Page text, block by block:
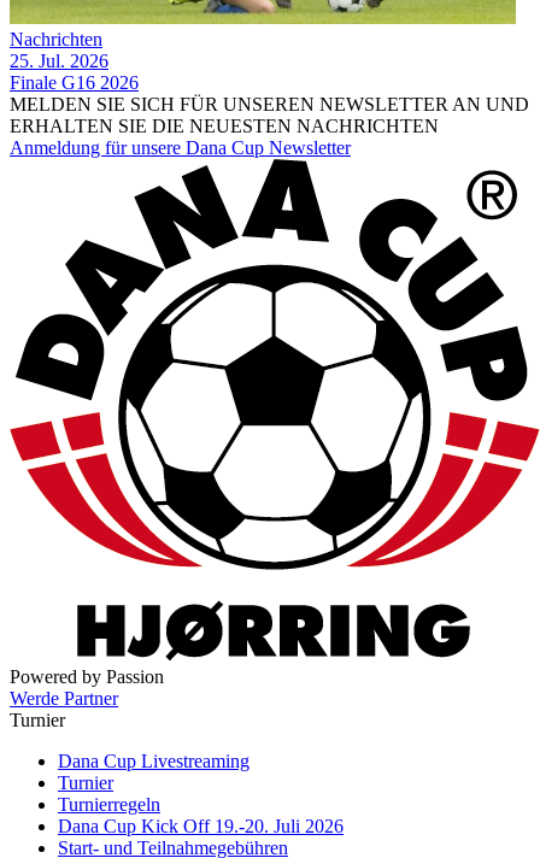
Nachrichten
25. Jul. 2026
Finale G16 2026
MELDEN SIE SICH FÜR UNSEREN NEWSLETTER AN UND
ERHALTEN SIE DIE NEUESTEN NACHRICHTEN
Anmeldung für unsere Dana Cup Newsletter
Powered by Passion
Werde Partner
Turnier
Dana Cup Livestreaming
Turnier
Turnierregeln
Dana Cup Kick Off 19.-20. Juli 2026
Start- und Teilnahmegebühren